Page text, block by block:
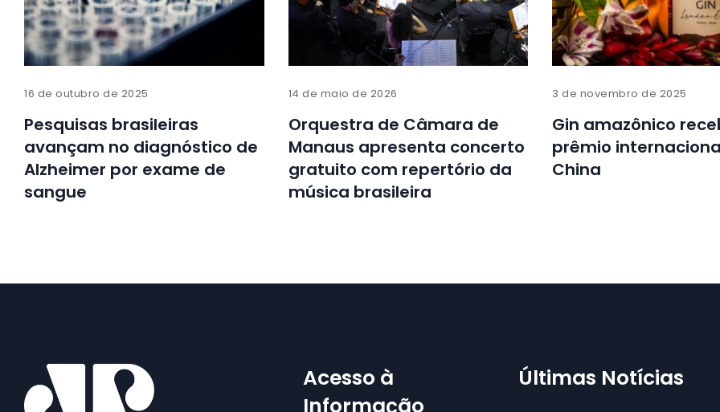
16 de outubro de 2025
Pesquisas brasileiras
avançam no diagnóstico de
Alzheimer por exame de
sangue
14 de maio de 2026
Orquestra de Câmara de
Manaus apresenta concerto
gratuito com repertório da
música brasileira
3 de novembro de 2025
Gin amazônico
prêmio
China
Acesso à
Informação
Últimas Notícias